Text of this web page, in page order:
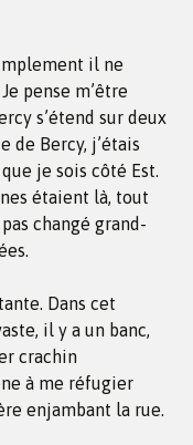
il ne
pense m’être
s’étend sur deux
de Bercy, j’étais
je sois côté Est.
étaient là, tout
changé grand-
Dans cet
il y a un banc,
crachin
à me réfugier
enjambant la rue.